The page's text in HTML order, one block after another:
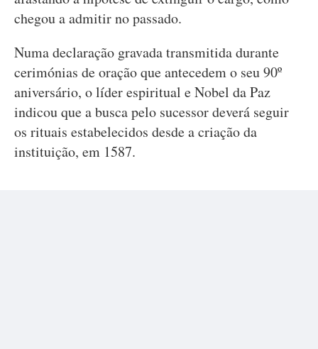
chegou a admitir no passado.
Numa declaração gravada transmitida durante
cerimónias de oração que antecedem o seu 90º
aniversário, o líder espiritual e Nobel da Paz
indicou que a busca pelo sucessor deverá seguir
os rituais estabelecidos desde a criação da
instituição, em 1587.